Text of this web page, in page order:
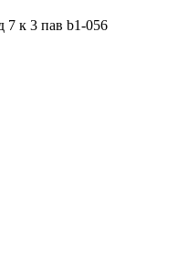
7 к 3 пав b1-056